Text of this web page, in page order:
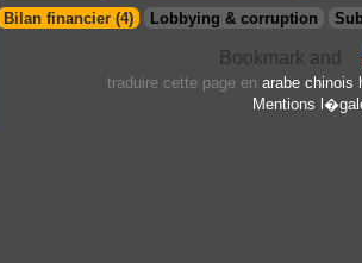
Bilan financier (4)
Lobbying & corruption
traduire cette page en arabe chinois
Mentions